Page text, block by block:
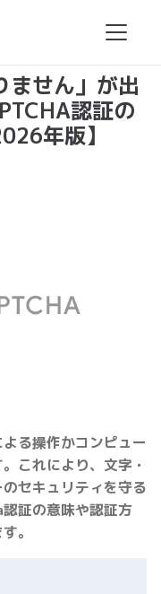
ません」が出
認証の
年版】
る操作かコンピュー
これにより、文字・
セキュリティを守る
証の意味や認証方
。